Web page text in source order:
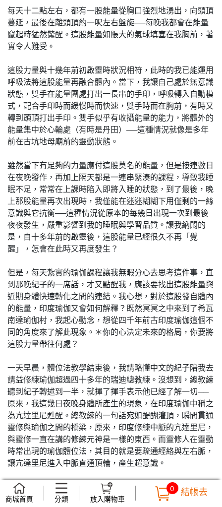
每天十二點左右，都有一股能量從胸口強烈地湧出，向頭頂
蔓延，最後在離頭頂約一呎左右盤旋──每晚我都會在能量
竄起時猛然驚醒。這股能量如脹大的氣球填塞在我胸前，著
實令人難受。
這股力量與十幾年前初啟靈時狀況相符，此時的我已能運用
呼吸法將這股能量再融合體內。當下，我讓自己處於無意識
狀態，雙手在能量團處打出一長串的手印，呼吸轉入自動模
式，配合手印時而緩慢時而快速，雙手時而在胸前，有時又
轉到頭頂打出手印。雙手似乎有收攝能量的能力，將體外的
能量集中於心輪處（有時是丹田）──這種情況就像是多年
前在古坑地母廟前的靈動狀態。
雖然當下有足夠的力量應付這股莫名的能量，但是接連數日
在夜晚發作，再加上隔天都是一連串緊湊的課程，導致我睡
眠不足，常常在上課時陷入即將入睡的狀態，到了最後，晚
上那股能量再次出現時，我僅能在迷迷糊糊下用僅剩的一絲
意識與它抗衡──這種情況從原本的每幾日出現一次到最後
夜夜發生，嚴重影響到我的睡眠與學習品質。讓我納悶的
是，自十多年前的啟靈後，這股能量已經很久不再「覺
醒」，怎會在此時又再度發生？
但是，每天紮實的瑜伽課程讓我無暇分心去思考這件事，直
到那晚紀子的一席話，才又點醒我，應該要找出這股能量與
近期身體快速轉化之間的連結。我心想，對於這股發自體內
的能量，印度瑜伽又會如何解釋？既然冥冥之中來到了希瓦
南達瑜伽村，我起心動念，想從四千年前古印度瑜伽這個不
同的角度來了解此現象。＊你的心決定未來的格局，你要將
這股力量帶往何處？
一天早晨，體位法教學結束後，我請略懂中文的紀子陪我去
請益修練瑜伽超過四十多年的瑞迪總教練。沒想到，總教練
聽到紀子轉述到一半，就揮了揮手表示他已經了解一切──
原來，我這幾日夜晚身體所產生的現象，在印度瑜伽中稱之
為亢達里尼甦醒。總教練的一句話宛如醍醐灌頂，瞬間貫通
靈修與瑜伽之間的橋梁，原來，印度修練中脈的亢達里尼，
與靈修一直在講的修練元神是一樣的東西。而靈修人在靈動
時常出現的瑜伽體位法，其目的就是要疏通經絡與左右脈，
讓亢達里尼進入中脈直通頂輪，產生超意識。
總教練表示，他的睡眠時間一天僅需短短三至四小時。總教
練長期往來世界各地，對不同人種教授瑜伽，從五十至七十
商城首頁 分類 放入購物車
0 結帳去